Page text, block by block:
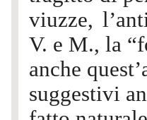
viuzze,
V. e M., la
anche
suggestivi